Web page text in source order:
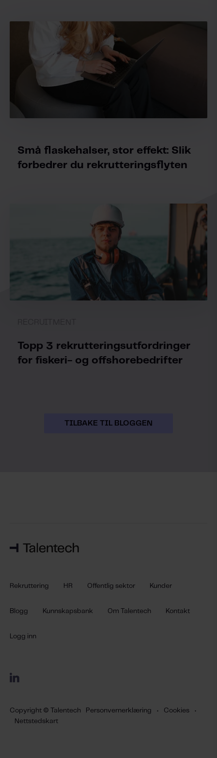
Små flaskehalser, stor effekt: Slik
forbedrer du rekrutteringsflyten
Topp 3 rekrutteringsutfordringer
for fiskeri- og offshorebedrifter
TILBAKE TIL BLOGGEN
Rekruttering HR Offentlig sektor Kunder
Blogg Kunnskapsbank Om Talentech Kontakt
Logg inn
Copyright © Talentech Personvernerklæring • Cookies
•
Nettstedskart